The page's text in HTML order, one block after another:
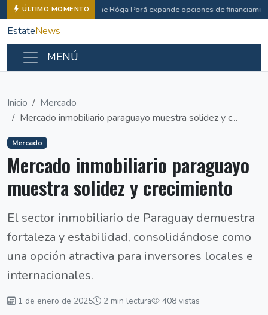
ÚLTIMO MOMENTO Che Róga Porã expande opciones de
EstateNews
MENÚ
Inicio
Mercado
Mercado inmobiliario paraguayo muestra solidez y c...
Mercado
Mercado inmobiliario paraguayo
muestra solidez y crecimiento
El sector inmobiliario de Paraguay demuestra
fortaleza y estabilidad, consolidándose como
una opción atractiva para inversores locales e
internacionales.
1 de enero de 2025 2 min lectura 408 vistas